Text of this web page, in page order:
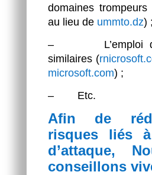
domaines trompeurs
au lieu de ummto.dz) ;
– L’emploi de
similaires (
microsoft.com) ;
– Etc.
Afin de
risques liés
d’attaque,
conseillons